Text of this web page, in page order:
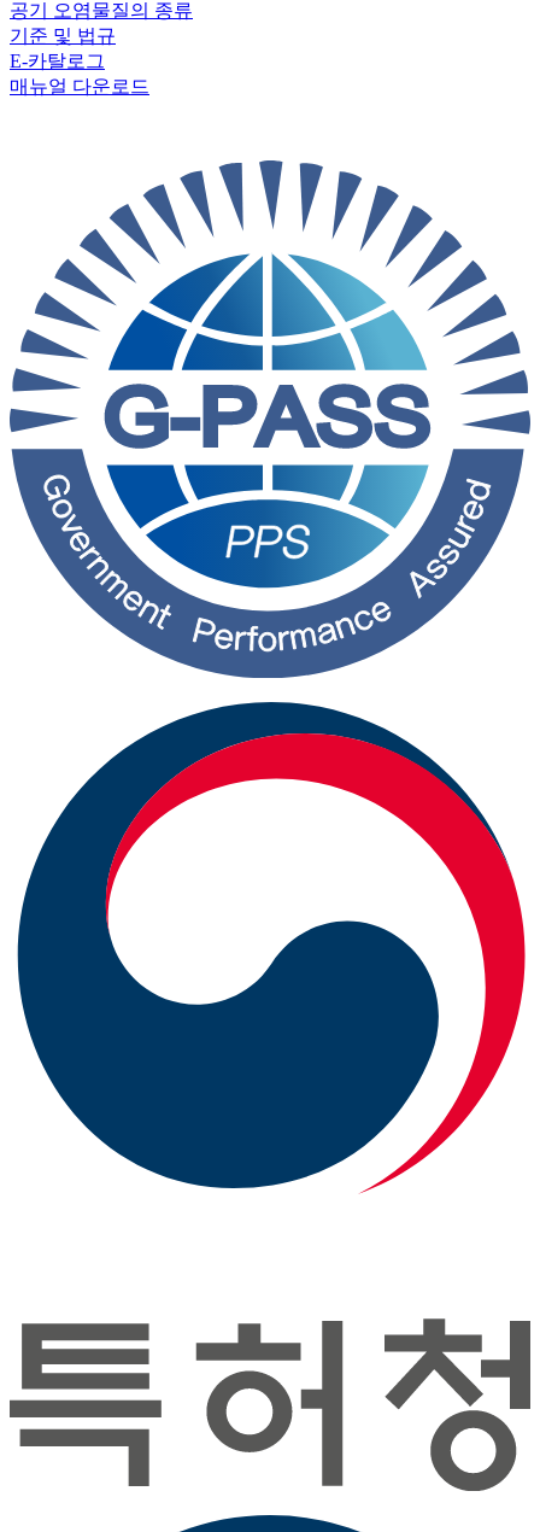
공기 오염물질의 종류
기준 및 법규
E-카탈로그
매뉴얼 다운로드